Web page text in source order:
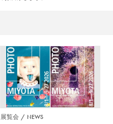
展覧会 NEWS